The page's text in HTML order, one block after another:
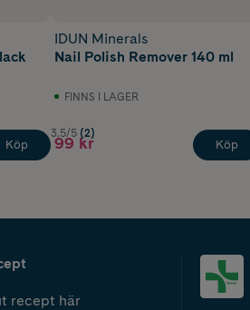
Köp
IDUN Minerals
Nail Polish Remover 140 ml
FINNS I LAGER
3.5/5 (2)
99 kr Köp
recept här